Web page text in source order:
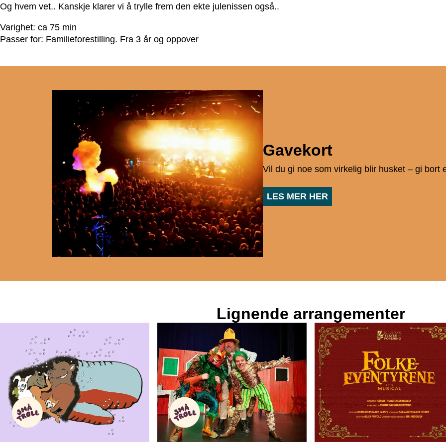
Og hvem vet.. Kanskje klarer vi å trylle frem den ekte julenissen også..
Varighet: ca 75 min
Passer for: Familieforestilling. Fra 3 år og oppover
Gavekort
Vil du gi noe som virkelig blir husket – gi bort
LES MER HER
Lignende arrangementer